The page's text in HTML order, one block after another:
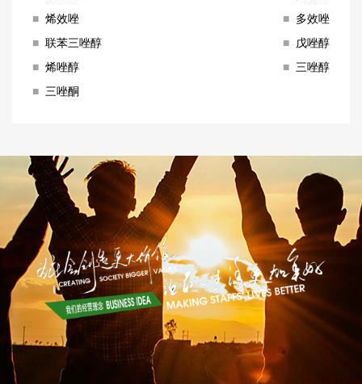
■ 烯效唑 ■ 多效唑
■ 联苯三唑醇 ■
戊唑醇
■ 烯唑醇 ■ 三唑醇
■ 三唑酮